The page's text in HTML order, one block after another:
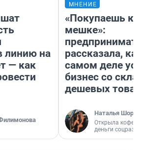
линию на
— как
МНЕНИЕ
«Покупаешь
мешке»:
рассказала,
самом деле
бизнес со
дешевых
Наталья
Открыла
деньги